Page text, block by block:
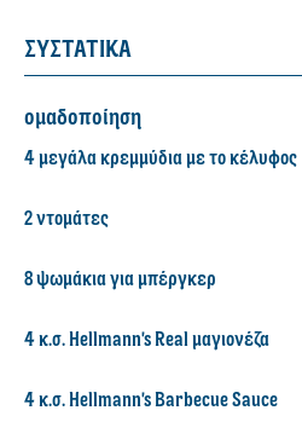
ΣΥΣΤΑΤΙΚΑ
ομαδοποίηση
4 μεγάλα κρεμμύδια με το κέλυφος
2 ντομάτες
8 ψωμάκια για μπέργκερ
4 κ.σ. Hellmann's Real μαγιονέζα
4 κ.σ. Hellmann's Barbecue Sauce